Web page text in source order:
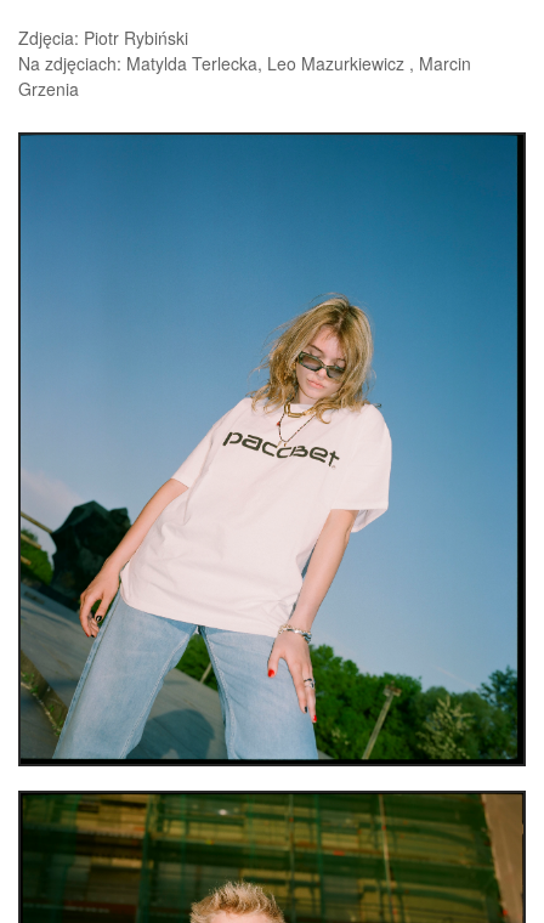
Zdjęcia: Piotr Rybiński
Na zdjęciach: Matylda Terlecka, Leo Mazurkiewicz , Marcin
Grzenia